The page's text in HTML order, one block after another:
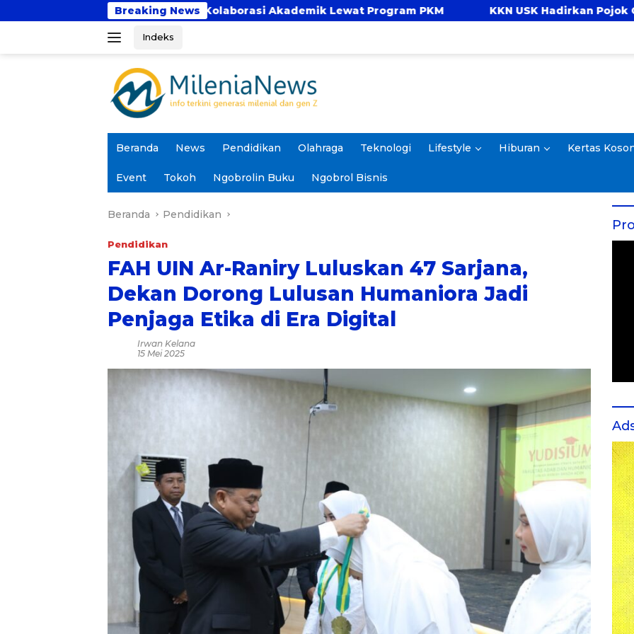
ke
Breaking News
Perkuat Kolaborasi Akademik Lewat Program PKM KKN USK Hadirkan Pojok Celengan, Ajarkan Anak
Indeks
Beranda News Pendidikan Olahraga Teknologi Lifestyle Hiburan Kertas
Event Tokoh Ngobrolin Buku Ngobrol Bisnis
Beranda Pendidikan
Pendidikan
FAH UIN Ar-Raniry Luluskan 47 Sarjana,
Dekan Dorong Lulusan Humaniora Jadi
Penjaga Etika di Era Digital
Irwan Kelana
15 Mei 2025